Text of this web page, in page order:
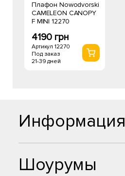
Плафон Nowodvorski
CAMELEON CANOPY
F MINI 12270
4190 грн
Артикул 12270
Под заказ
21-39 дней
Шоурумы
Информация